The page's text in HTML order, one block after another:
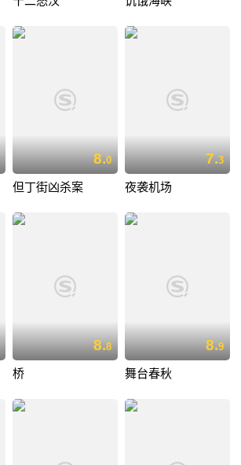
8.0
但丁街凶杀案
7.3
夜袭机场
8.8
桥
8.9
舞台春秋